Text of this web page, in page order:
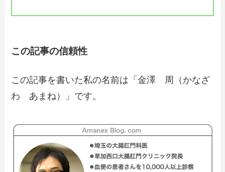
この記事の信頼性
この記事を書いた私の名前は「金澤 周（かなざ
わ あまね）」です。